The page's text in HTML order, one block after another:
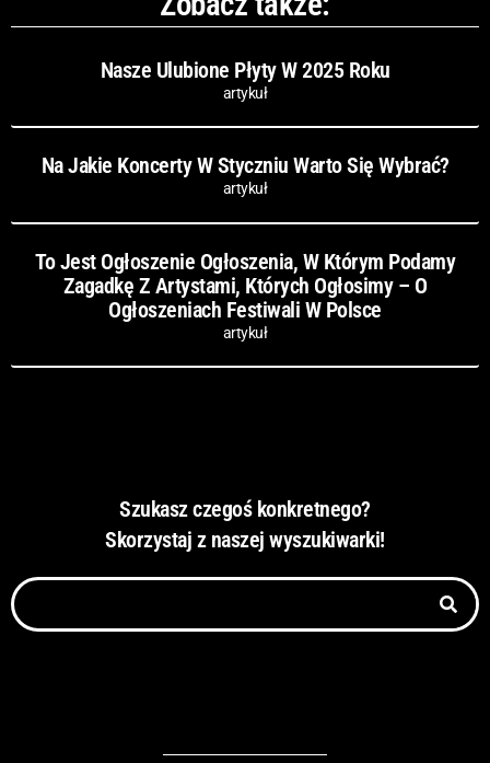
Nasze Ulubione Płyty W 2025 Roku
artykuł
Na Jakie Koncerty W Styczniu Warto Się Wybrać?
artykuł
To Jest Ogłoszenie Ogłoszenia, W Którym Podamy
Zagadkę Z Artystami, Których Ogłosimy – O
Ogłoszeniach Festiwali W Polsce
artykuł
Szukasz czegoś konkretnego?
Skorzystaj z naszej wyszukiwarki!
Szukaj